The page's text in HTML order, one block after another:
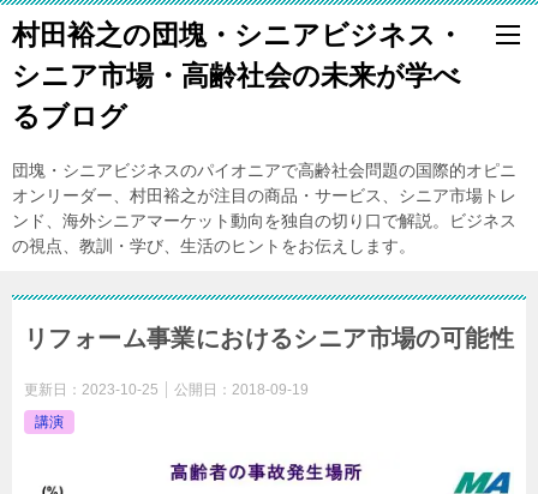
村田裕之の団塊・シニアビジネス・
シニア市場・高齢社会の未来が学べ
るブログ
団塊・シニアビジネスのパイオニアで高齢社会問題の国際的オピニ
オンリーダー、村田裕之が注目の商品・サービス、シニア市場トレ
ンド、海外シニアマーケット動向を独自の切り口で解説。ビジネス
の視点、教訓・学び、生活のヒントをお伝えします。
リフォーム事業におけるシニア市場の可能性
更新日： 2023-10-25 公開日： 2018-09-19
講演